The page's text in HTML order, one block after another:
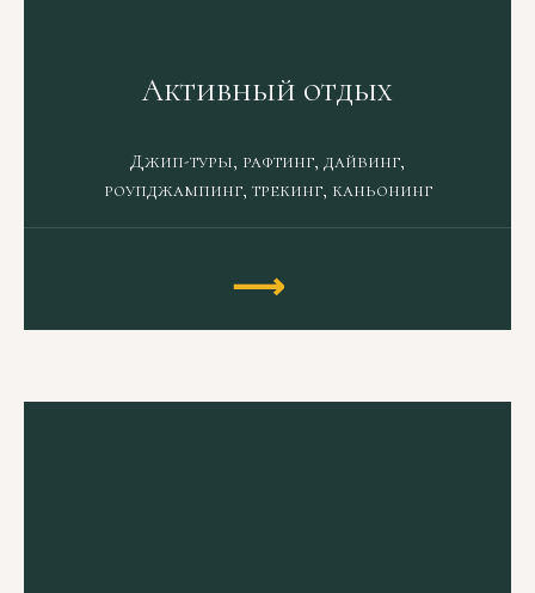
Активный отдых
Джип-туры, рафтинг, дайвинг,
роупджампинг, трекинг, каньонинг
⟶